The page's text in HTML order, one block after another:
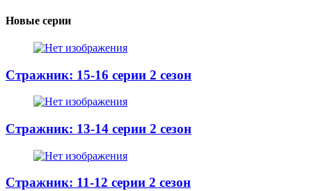
Новые серии
Стражник: 15-16 серии 2 сезон
Стражник: 13-14 серии 2 сезон
Стражник: 11-12 серии 2 сезон